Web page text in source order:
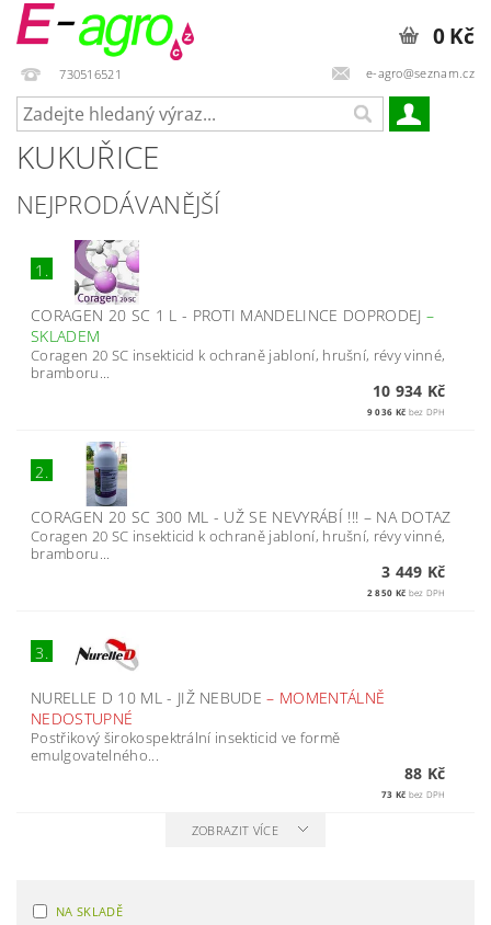
730516521 e-agro@seznam.cz
0 Kč
KUKUŘICE
NEJPRODÁVANĚJŠÍ
1.
CORAGEN 20 SC 1 L - PROTI MANDELINCE DOPRODEJ –
SKLADEM
Coragen 20 SC insekticid k ochraně jabloní, hrušní, révy vinné,
bramboru...
10 934 Kč
9 036 Kč bez DPH
2.
CORAGEN 20 SC 300 ML - UŽ SE NEVYRÁBÍ !!! – NA DOTAZ
Coragen 20 SC insekticid k ochraně jabloní, hrušní, révy vinné,
bramboru...
3 449 Kč
2 850 Kč bez DPH
3.
NURELLE D 10 ML - JIŽ NEBUDE– MOMENTÁLNĚ
NEDOSTUPNÉ
Postřikový širokospektrální insekticid ve formě
emulgovatelného...
88 Kč
73 Kč bez DPH
ZOBRAZIT VÍCE
NA SKLADĚ